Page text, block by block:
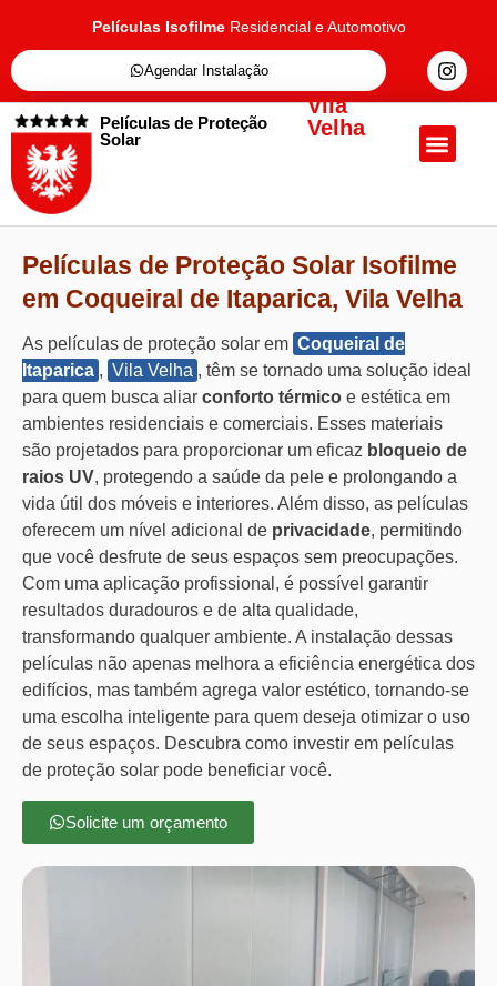
Películas Isofilme Residencial e Automotivo
Agendar Instalação
Películas de Proteção
Solar
Vila
Velha
Películas de Proteção Solar Isofilme
em Coqueiral de Itaparica, Vila Velha
As películas de proteção solar em Coqueiral de
Itaparica , Vila Velha , têm se tornado uma solução ideal
para quem busca aliar conforto térmico e estética em
ambientes residenciais e comerciais. Esses materiais
são projetados para proporcionar um eficaz bloqueio de
raios UV, protegendo a saúde da pele e prolongando a
vida útil dos móveis e interiores. Além disso, as películas
oferecem um nível adicional de privacidade, permitindo
que você desfrute de seus espaços sem preocupações.
Com uma aplicação profissional, é possível garantir
resultados duradouros e de alta qualidade,
transformando qualquer ambiente. A instalação dessas
películas não apenas melhora a eficiência energética dos
edifícios, mas também agrega valor estético, tornando-se
uma escolha inteligente para quem deseja otimizar o uso
de seus espaços. Descubra como investir em películas
de proteção solar pode beneficiar você.
Solicite um orçamento